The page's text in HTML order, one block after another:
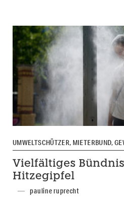
UMWELTSCHÜTZER, MIETERBUND,
Vielfältiges
Hitzegipfel
pauline ruprecht